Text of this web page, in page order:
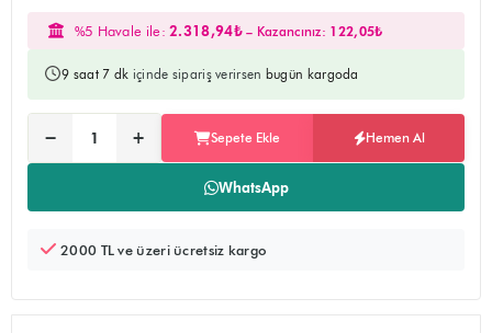
%5 Havale ile:2.318,94₺– Kazancınız: 122,05₺
9 saat 7 dk içinde sipariş verirsen bugün kargoda
Adet:
− + Sepete Ekle Hemen Al
WhatsApp
Ürünü sepete ekler, alışverişe devam edebilirsiniz
Doğrudan ödeme sayfasına yönlendirir
2000 TL ve üzeri ücretsiz kargo